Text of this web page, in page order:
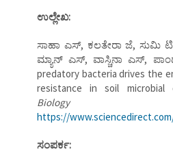
ಉಲ್ಲೇಖ:
ಸಾಹಾ ಎಸ್, ಕಲತೇರಾ ಜೆ,
ಮ್ಯಾನ್ ಎಸ್, ವಾಸ್ಚಿನಾ ಎಸ್,
predatory bacteria drives the
resistance in soil microbial
Biology
https://
ಸಂಪರ್ಕ: